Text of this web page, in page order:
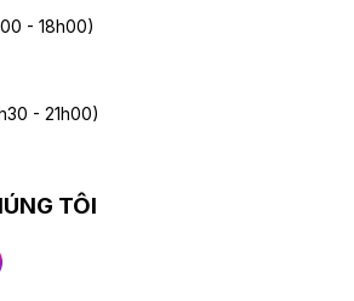
- 18h00)
- 21h00)
TÔI